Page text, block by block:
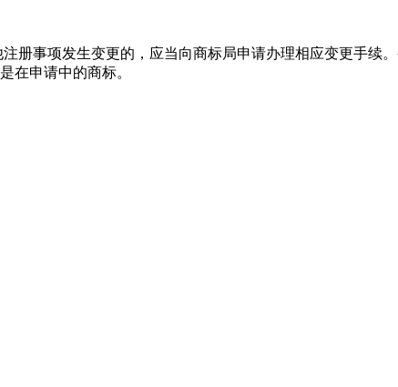
册事项发生变更的，应当向商标局申请办理相应变更手续
在申请中的商标。